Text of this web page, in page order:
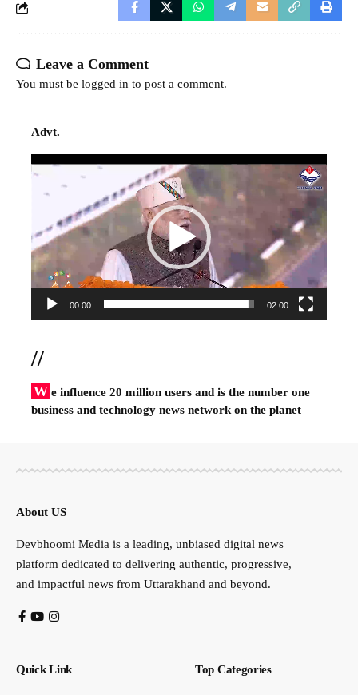
Leave a Comment
You must be logged in to post a comment.
Advt.
Video
00:00 02:00
//
W e influence 20 million users and is the number one
business and technology news network on the planet
About US
Devbhoomi Media is a leading, unbiased digital news
platform dedicated to delivering authentic, progressive,
and impactful news from Uttarakhand and beyond.
Quick Link Top Categories